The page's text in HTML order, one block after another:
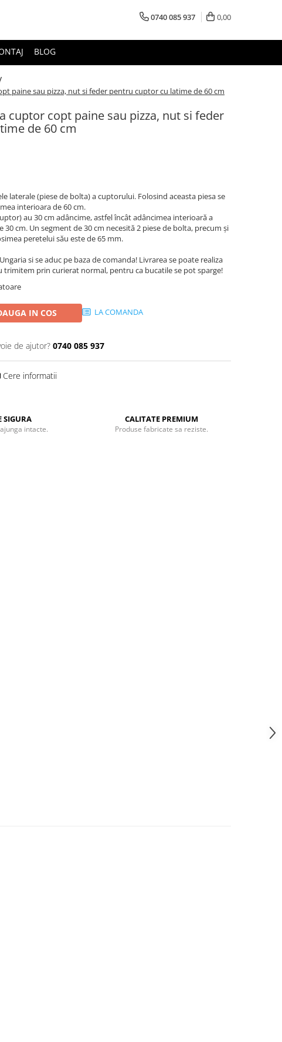
0740 085 937 0,00
BLOG
paine sau pizza, nut si feder pentru cuptor cu latime de 60 cm
cuptor copt paine sau pizza, nut si feder
de 60 cm
laterale (piese de bolta) a cuptorului. Folosind aceasta piesa se
interioara de 60 cm.
au 30 cm adâncime, astfel încât adâncimea interioară a
cm. Un segment de 30 cm necesită 2 piese de bolta, precum și
peretelui său este de 65 mm.
si se aduc pe baza de comanda! Livrarea se poate realiza
prin curierat normal, pentru ca bucatile se pot sparge!
IN COS LA COMANDA
de ajutor? 0740 085 937
Cere informatii
SIGURA
intacte.
CALITATE PREMIUM
Produse fabricate sa reziste.